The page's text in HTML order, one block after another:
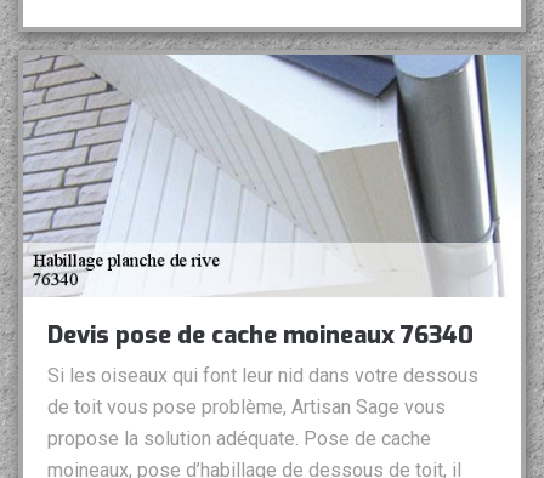
Devis pose de cache moineaux 76340
Si les oiseaux qui font leur nid dans votre dessous
de toit vous pose problème, Artisan Sage vous
propose la solution adéquate. Pose de cache
moineaux, pose d’habillage de dessous de toit, il